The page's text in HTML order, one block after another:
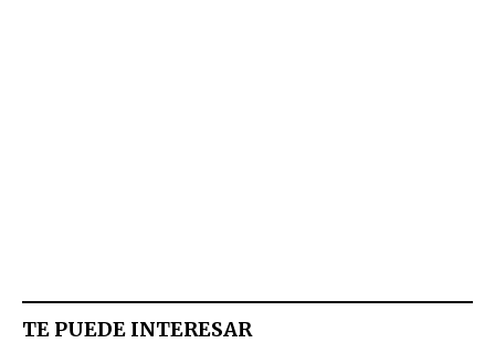
TE PUEDE INTERESAR